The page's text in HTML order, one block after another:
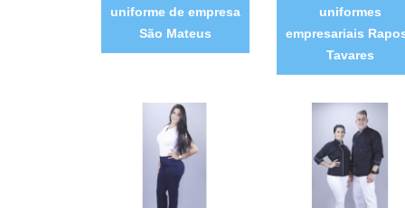
uniforme de empresa
São Mateus
uniformes
empresariais
Tavares